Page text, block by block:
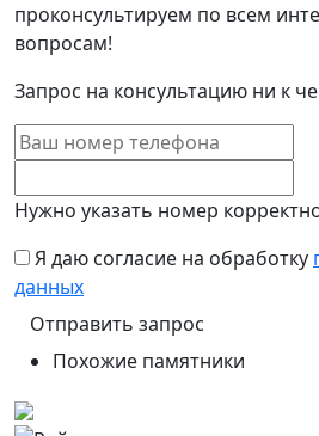
проконсультируем по всем
вопросам!
Запрос на консультацию ни к
Нужно указать номер
Я даю согласие на обработку
данных
Похожие памятники